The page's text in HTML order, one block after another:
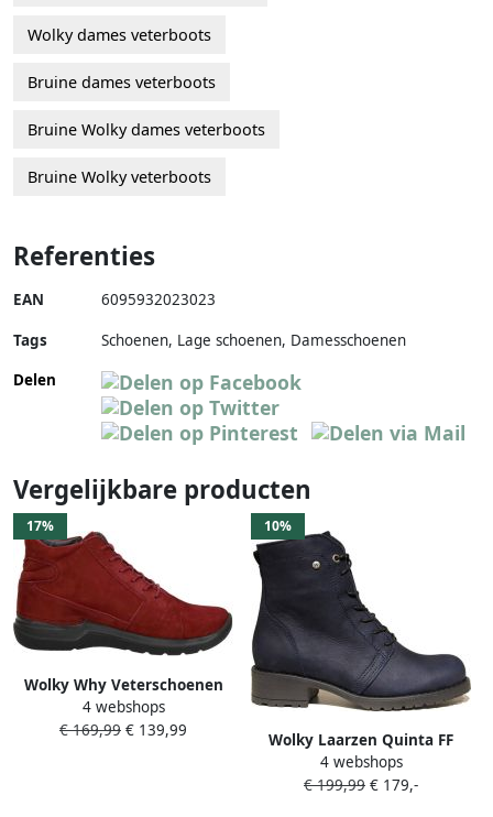
Wolky dames veterboots
Bruine dames veterboots
Bruine Wolky dames veterboots
Bruine Wolky veterboots
Referenties
EAN 6095932023023
Tags
Schoenen, Lage schoenen, Damesschoenen
Delen
Vergelijkbare producten
17%
Wolky Why Veterschoenen
Hoog Rood
4 webshops
€ 169,99 € 139,99
10%
Wolky Laarzen Quinta FF
0247510 000 Dames
Veterschoenen Zwart
4 webshops
€ 199,99 € 179,-